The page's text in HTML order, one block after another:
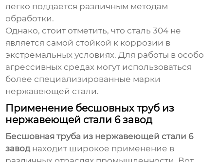
легко поддается различным методам
обработки.
Однако, стоит отметить, что сталь 304 не
является самой стойкой к коррозии в
экстремальных условиях. Для работы в особо
агрессивных средах могут использоваться
более специализированные марки
нержавеющей стали.
Применение бесшовных труб из
нержавеющей стали 6 завод
Бесшовная труба из нержавеющей стали 6
завод находит широкое применение в